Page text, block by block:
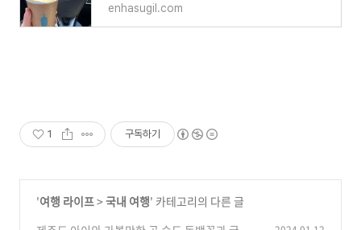
enhasugil.com
1 구독하기
'여행 라이프>국내 여행' 카테고리의 다른 글